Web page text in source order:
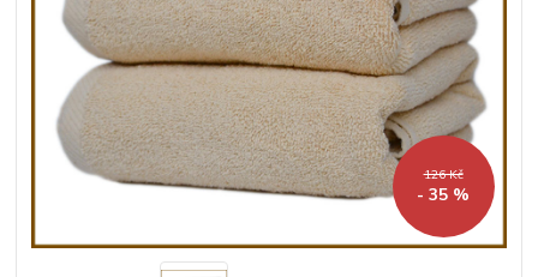
126 Kč
- 35 %